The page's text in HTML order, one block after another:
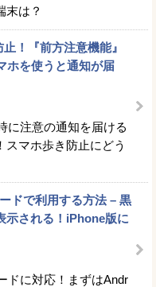
末は？
！『前方注意機能』
ホを使うと通知が届
に注意の通知を届ける
スマホ歩き防止にどう
ドで利用する方法 – 黒
示される！iPhone版に
ドに対応！まずはAndr